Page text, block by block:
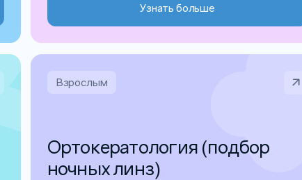
Узнать больше
Взрослым
Ортокератология (подбор
ночных линз)